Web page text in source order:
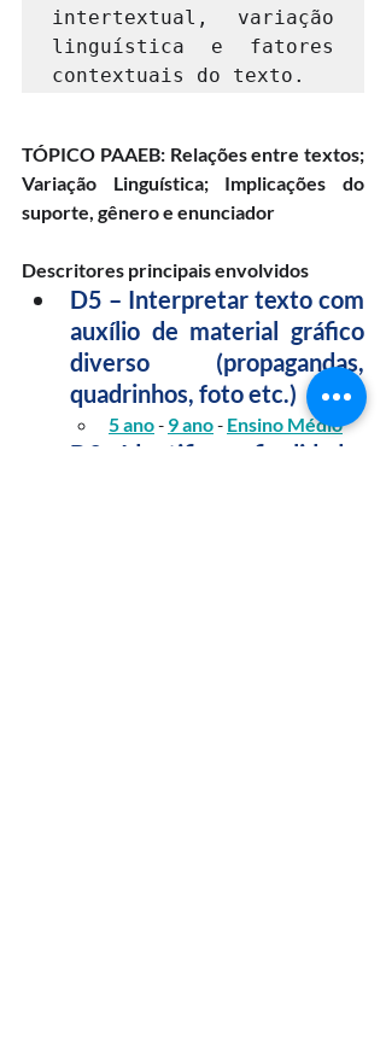
intertextual, variação
linguística e fatores
contextuais do texto.
TÓPICO PAAEB: Relações entre textos;
Variação Linguística; Implicações do
suporte, gênero e enunciador
Descritores principais envolvidos
D5 – Interpretar texto com
auxílio de material gráfico
diverso (propagandas,
quadrinhos, foto etc.)
5 ano - 9 ano - Ensino Médio
D9 - Identificar a finalidade